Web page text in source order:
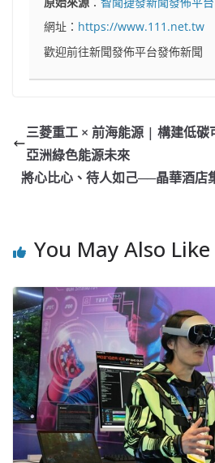
網址： https://www.111.net.tw
歡迎前往新聞發佈平台發佈新聞
三菱重工 × 前海能源 | 構建低碳
亞洲綠色能源未來
將心比心、待人如己──晶華酒店
You May Also Like